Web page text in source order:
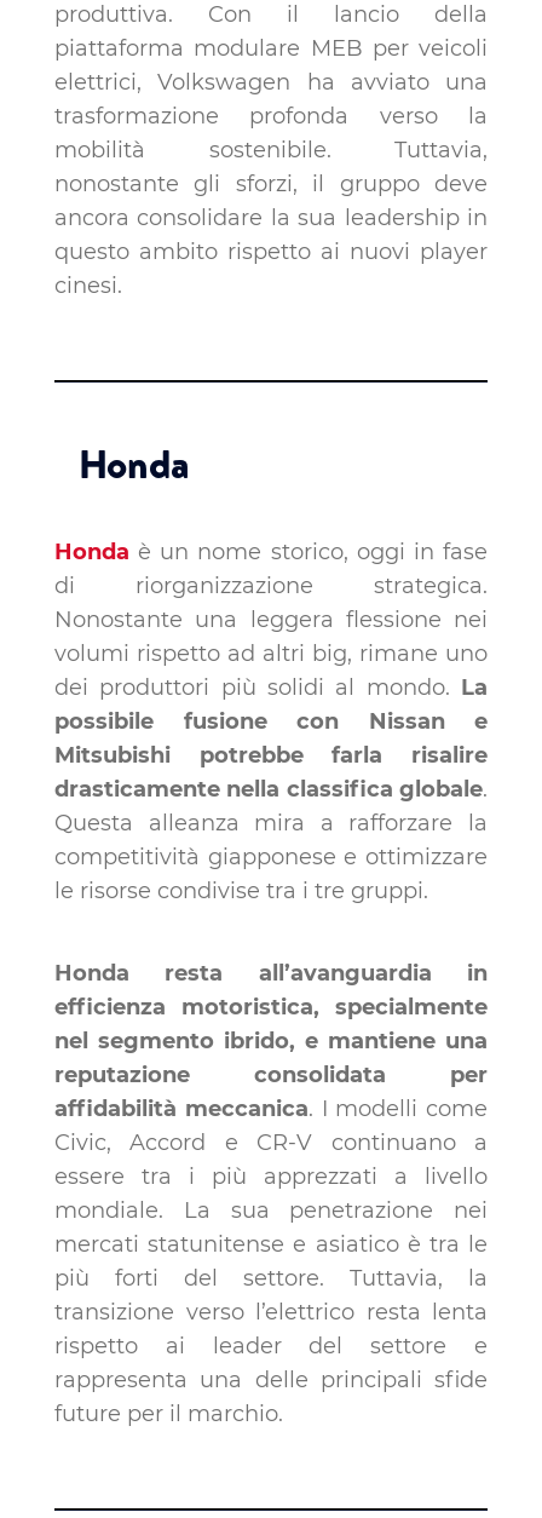
produttiva. Con il lancio della
piattaforma modulare MEB per veicoli
elettrici, Volkswagen ha avviato una
trasformazione profonda verso la
mobilità sostenibile. Tuttavia,
nonostante gli sforzi, il gruppo deve
ancora consolidare la sua leadership in
questo ambito rispetto ai nuovi player
cinesi.
Honda
Honda è un nome storico, oggi in fase
di riorganizzazione strategica.
Nonostante una leggera flessione nei
volumi rispetto ad altri big, rimane uno
dei produttori più solidi al mondo. La
possibile fusione con Nissan e
Mitsubishi potrebbe farla risalire
drasticamente nella classifica globale.
Questa alleanza mira a rafforzare la
competitività giapponese e ottimizzare
le risorse condivise tra i tre gruppi.
Honda resta all’avanguardia in
efficienza motoristica, specialmente
nel segmento ibrido, e mantiene una
reputazione consolidata per
affidabilità meccanica. I modelli come
Civic, Accord e CR-V continuano a
essere tra i più apprezzati a livello
mondiale. La sua penetrazione nei
mercati statunitense e asiatico è tra le
più forti del settore. Tuttavia, la
transizione verso l’elettrico resta lenta
rispetto ai leader del settore e
rappresenta una delle principali sfide
future per il marchio.